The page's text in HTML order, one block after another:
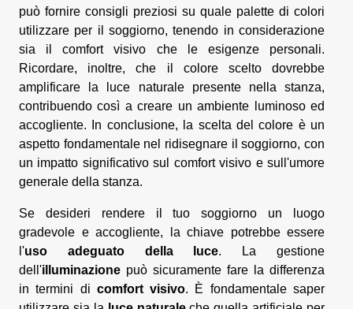
può fornire consigli preziosi su quale palette di colori
utilizzare per il soggiorno, tenendo in considerazione
sia il comfort visivo che le esigenze personali.
Ricordare, inoltre, che il colore scelto dovrebbe
amplificare la luce naturale presente nella stanza,
contribuendo così a creare un ambiente luminoso ed
accogliente. In conclusione, la scelta del colore è un
aspetto fondamentale nel ridisegnare il soggiorno, con
un impatto significativo sul comfort visivo e sull'umore
generale della stanza.
Se desideri rendere il tuo soggiorno un luogo
gradevole e accogliente, la chiave potrebbe essere
l'uso adeguato della luce. La gestione
dell'illuminazione può sicuramente fare la differenza
in termini di comfort visivo. È fondamentale saper